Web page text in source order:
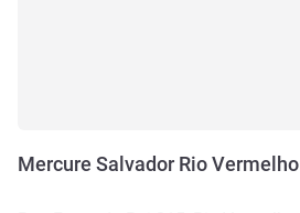
Mercure Salvador Rio Vermelho